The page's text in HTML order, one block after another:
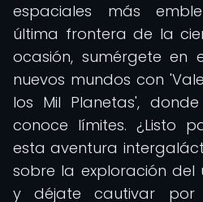
espaciales más
última frontera de la
ocasión, sumérgete
nuevos mundos con
los Mil Planetas',
conoce límites. ¿Listo
esta aventura
sobre la exploración del
y déjate cautivar por